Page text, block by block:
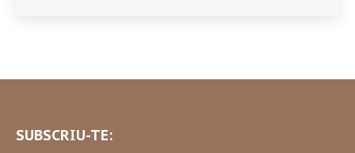
SUBSCRIU-TE: